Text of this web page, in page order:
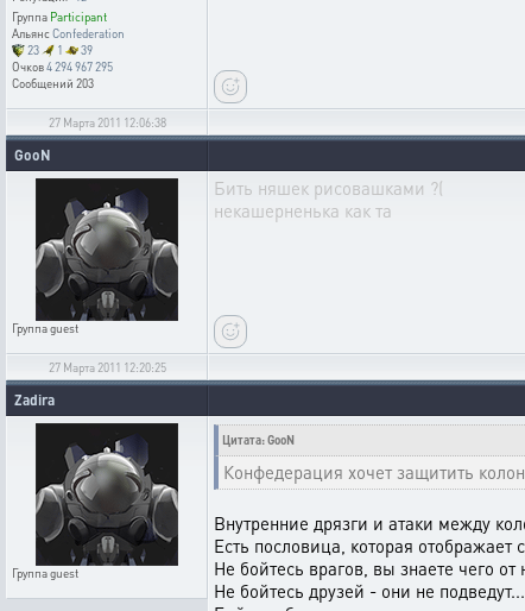
Группа Participant
АльянсConfederation
23
1
39
Очков4 294 967 295
Сообщений 203
27 Марта 2011 12:06:38
GooN
Группаguest
Бить няшек рисовашками ?(
некашерненька как та
27 Марта 2011 12:20:25
Zadira
Группаguest
Цитата: GooN
Конфедерация хочет защитить
Внутренние дрязги и атаки между
Есть пословица, которая отображает
Не бойтесь врагов, вы знаете чего
Не бойтесь друзей - они не